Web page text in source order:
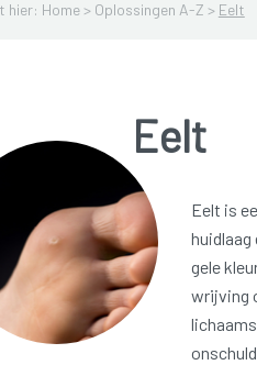
hier: Home > Oplossingen A-Z > Eelt
Eelt
Eelt is
huidlaag
gele
wrijving